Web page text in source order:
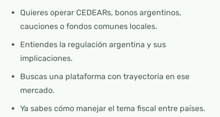
Quieres operar CEDEARs, bonos argentinos,
cauciones o fondos comunes locales.
Entiendes la regulación argentina y sus
implicaciones.
Buscas una plataforma con trayectoria en ese
mercado.
Ya sabes cómo manejar el tema fiscal entre países.